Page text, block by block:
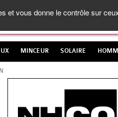
MINCEUR SOLAIRE
et vous donne le contrôle sur